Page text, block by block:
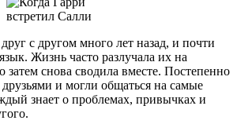
с другом много лет назад, и почти
Жизнь часто разлучала их на
затем снова сводила вместе. Постепенно
и могли общаться на самые
знает о проблемах, привычках и